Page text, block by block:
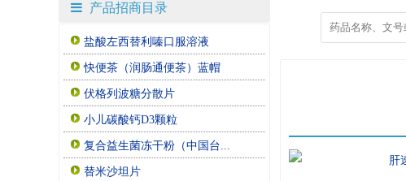
产品招商目录
盐酸左西替利嗪口服溶液
快便茶（润肠通便茶）蓝帽
伏格列波糖分散片
小儿碳酸钙D3颗粒
复合益生菌冻干粉（中国台...
替米沙坦片